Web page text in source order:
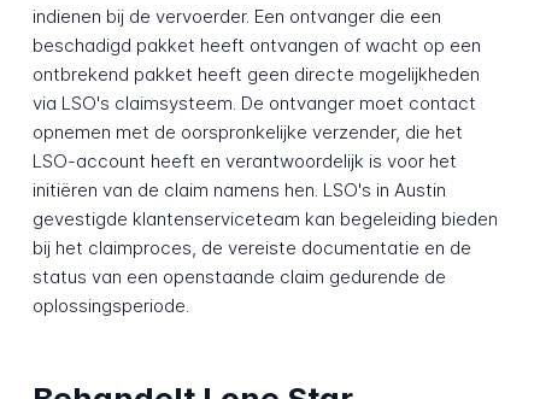
indienen bij de vervoerder. Een ontvanger die een
beschadigd pakket heeft ontvangen of wacht op een
ontbrekend pakket heeft geen directe mogelijkheden
via LSO's claimsysteem. De ontvanger moet contact
opnemen met de oorspronkelijke verzender, die het
LSO-account heeft en verantwoordelijk is voor het
initiëren van de claim namens hen. LSO's in Austin
gevestigde klantenserviceteam kan begeleiding bieden
bij het claimproces, de vereiste documentatie en de
status van een openstaande claim gedurende de
oplossingsperiode.